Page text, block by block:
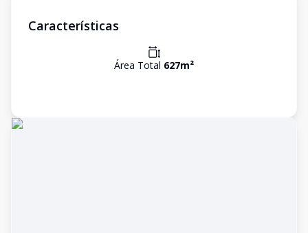
Características
Área Total 627m²